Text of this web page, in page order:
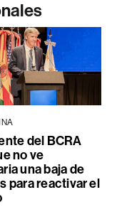
del BCRA
no ve
una baja de
para reactivar el